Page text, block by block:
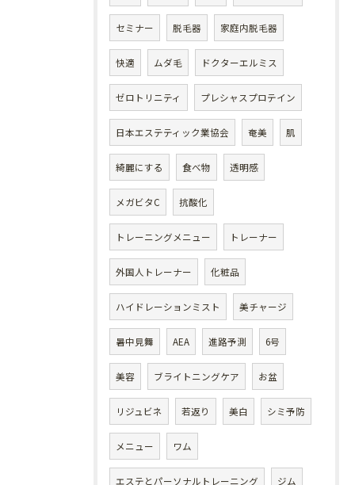
セミナー 脱毛器 家庭内脱毛器
快適 ムダ毛 ドクターエルミス
ゼロトリニティ プレシャスプロテイン
日本エステティック業協会 奄美 肌
綺麗にする 食べ物 透明感
メガビタC 抗酸化
トレーニングメニュー トレーナー
外国人トレーナー 化粧品
ハイドレーションミスト 美チャージ
暑中見舞 AEA 進路予測 6号
美容 ブライトニングケア お盆
リジュビネ 若返り 美白 シミ予防
メニュー ワム
エステとパーソナルトレーニング ジム